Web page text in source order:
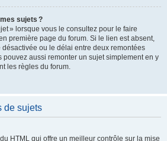
sujets ?
» lorsque vous le consultez pour le faire
première page du forum. Si le lien est absent,
désactivée ou le délai entre deux remontées
pouvez aussi remonter un sujet simplement en y
les règles du forum.
de sujets
HTML qui offre un meilleur contrôle sur la mise